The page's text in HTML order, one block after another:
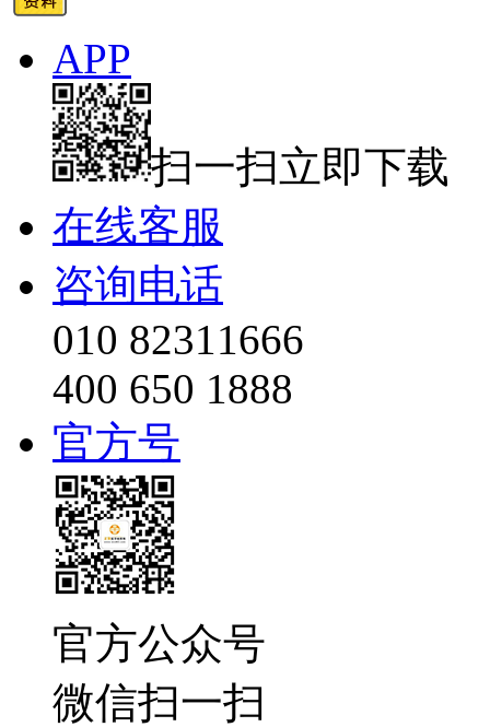
APP
扫一扫立即下载
在线客服
咨询电话
010 82311666
400 650 1888
官方号
官方公众号
微信扫一扫